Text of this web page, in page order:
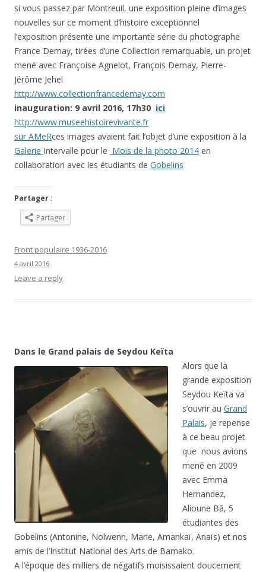
si vous passez par Montreuil, une exposition pleine d’images
nouvelles sur ce moment d’histoire exceptionnel
l’exposition présente une importante série du photographe
France Demay, tirées d’une Collection remarquable, un projet
mené avec Françoise Agnelot, François Demay, Pierre-
Jérôme Jehel
http://www.collectionfrancedemay.com
inauguration: 9 avril 2016, 17h30 ici
http://www.museehistoirevivante.fr
sur AMeRces images avaient fait l’objet d’une exposition à la
Galerie Intervalle pour le Mois de la photo 2014 en
collaboration avec les étudiants de Gobelins
Partager :
Partager
Front populaire 1936-2016
4 avril 2016
Leave a reply
Dans le Grand palais de Seydou Keïta
Alors que la
grande exposition
Seydou Keïta va
s’ouvrir au Grand
Palais, je repense
à ce beau projet
que nous avions
mené en 2009
avec Emma
Hernandez,
Alioune Bâ, 5
étudiantes des
Gobelins (Antonine, Nolwenn, Marie, Amankaï, Anaïs) et nos
amis de l’Institut National des Arts de Bamako.
A l’époque des milliers de négatifs moisissaient doucement